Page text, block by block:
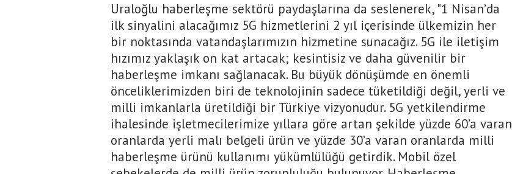
Uraloğlu haberleşme sektörü paydaşlarına da seslenerek, "1 Nisan’da
ilk sinyalini alacağımız 5G hizmetlerini 2 yıl içerisinde ülkemizin her
bir noktasında vatandaşlarımızın hizmetine sunacağız. 5G ile iletişim
hızımız yaklaşık on kat artacak; kesintisiz ve daha güvenilir bir
haberleşme imkanı sağlanacak. Bu büyük dönüşümde en önemli
önceliklerimizden biri de teknolojinin sadece tüketildiği değil, yerli ve
milli imkanlarla üretildiği bir Türkiye vizyonudur. 5G yetkilendirme
ihalesinde işletmecilerimize yıllara göre artan şekilde yüzde 60’a varan
oranlarda yerli malı belgeli ürün ve yüzde 30’a varan oranlarda milli
haberleşme ürünü kullanımı yükümlülüğü getirdik. Mobil özel